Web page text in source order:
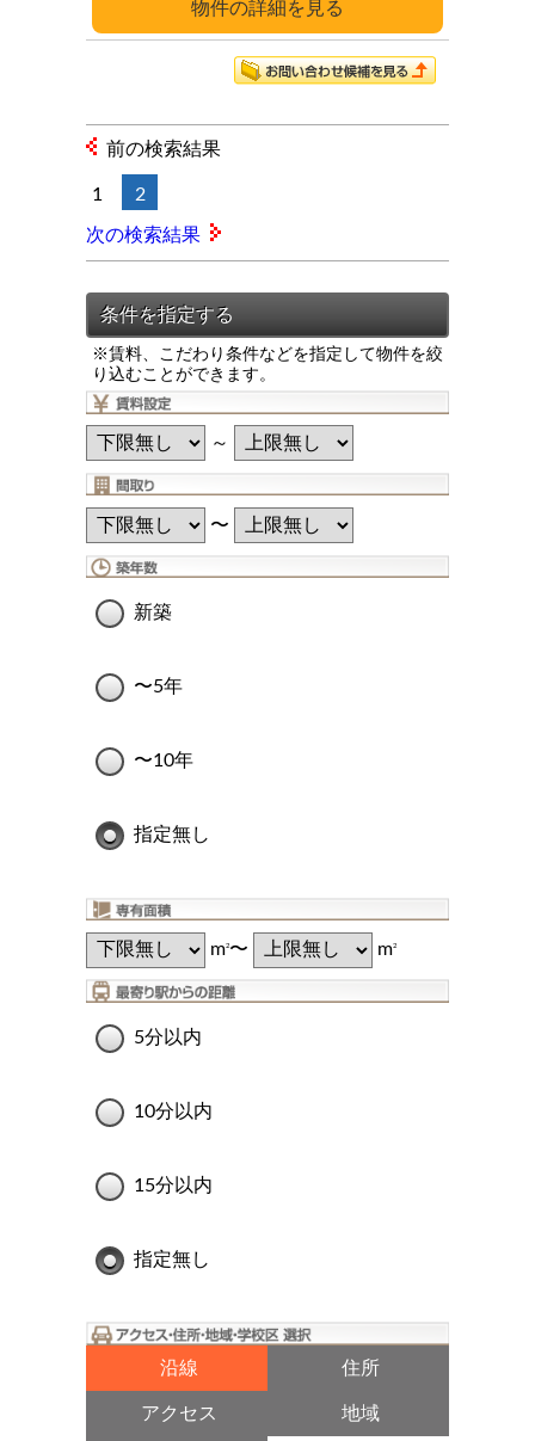
※賃料、こだわり条件などを指定して物件を絞
り込むことができます。
～
〜
新築
〜5年
〜10年
指定無し
m2〜 m2
5分以内
10分以内
15分以内
指定無し
沿線 住所
アクセス 地域
詳細
前の検索結果
1 2
次の検索結果